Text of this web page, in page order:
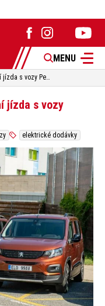
MENU
Malé elektrické dodávky: První jízda s vozy Peugeot, Citroën a Opel
jízda s vozy
elektrické dodávky